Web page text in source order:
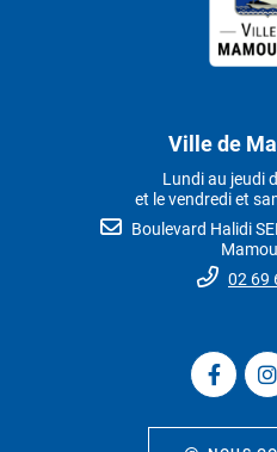
Ville de
Lundi au jeudi
et le vendredi et
Boulevard Halidi
02 69